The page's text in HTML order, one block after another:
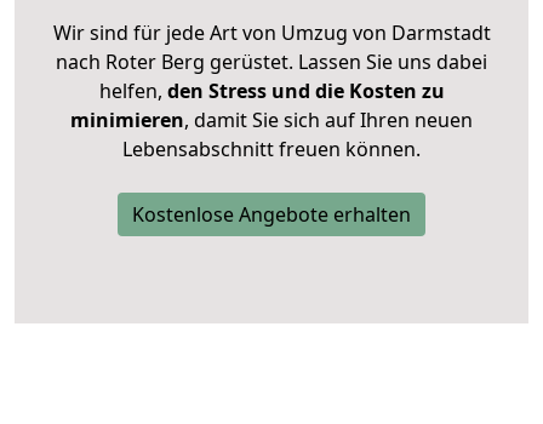
Wir sind für jede Art von Umzug von Darmstadt
nach Roter Berg gerüstet. Lassen Sie uns dabei
helfen, den Stress und die Kosten zu
minimieren, damit Sie sich auf Ihren neuen
Lebensabschnitt freuen können.
Kostenlose Angebote erhalten